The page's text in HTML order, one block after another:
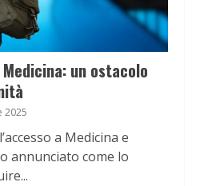
un ostacolo
2025
a Medicina e
annunciato come lo